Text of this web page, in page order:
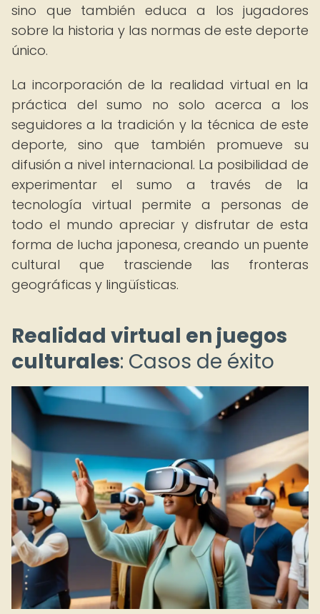
sino que también educa a los jugadores
sobre la historia y las normas de este deporte
único.
La incorporación de la realidad virtual en la
práctica del sumo no solo acerca a los
seguidores a la tradición y la técnica de este
deporte, sino que también promueve su
difusión a nivel internacional. La posibilidad de
experimentar el sumo a través de la
tecnología virtual permite a personas de
todo el mundo apreciar y disfrutar de esta
forma de lucha japonesa, creando un puente
cultural que trasciende las fronteras
geográficas y lingüísticas.
Realidad virtual en juegos
culturales: Casos de éxito